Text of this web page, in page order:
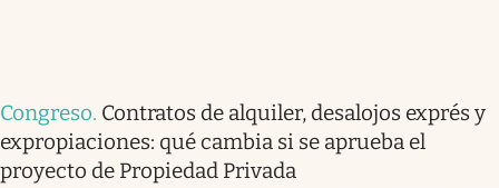
Congreso. Contratos de alquiler, desalojos exprés y
expropiaciones: qué cambia si se aprueba el
proyecto de Propiedad Privada